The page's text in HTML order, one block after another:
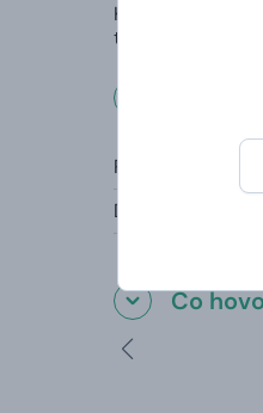
Krásna,
týmto
Rozmery:
Doporučený vek:
Čo